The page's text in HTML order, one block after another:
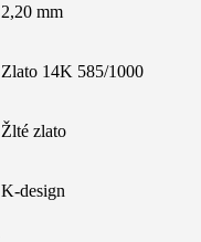
2,20 mm
Zlato 14K 585/1000
Žlté zlato
K-design